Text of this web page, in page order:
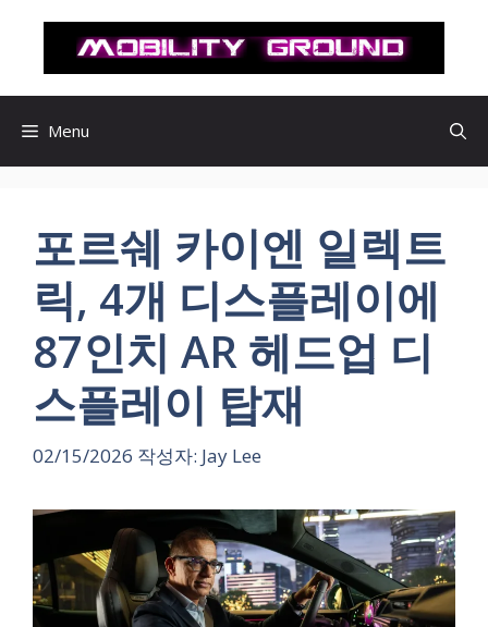
로
Menu
포르쉐 카이엔 일렉트
릭, 4개 디스플레이에
87인치 AR 헤드업 디
스플레이 탑재
02/15/2026 작성자: Jay Lee